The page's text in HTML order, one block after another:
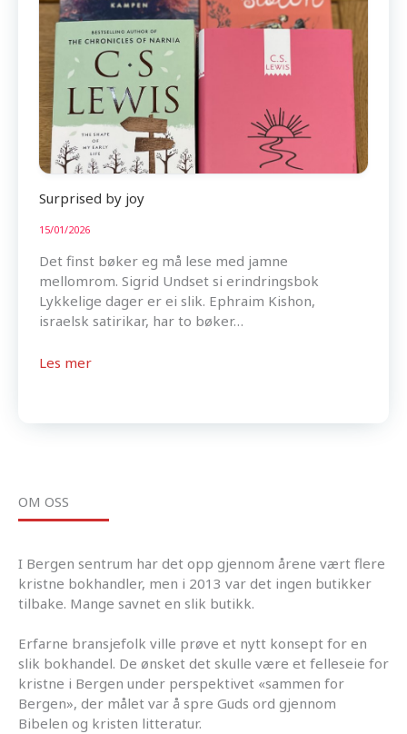
Surprised by joy
15/01/2026
Det finst bøker eg må lese med jamne
mellomrom. Sigrid Undset si erindringsbok
Lykkelige dager er ei slik. Ephraim Kishon,
israelsk satirikar, har to bøker…
Les mer
OM OSS
I Bergen sentrum har det opp gjennom årene vært flere
kristne bokhandler, men i 2013 var det ingen butikker
tilbake. Mange savnet en slik butikk.
Erfarne bransjefolk ville prøve et nytt konsept for en
slik bokhandel. De ønsket det skulle være et felleseie for
kristne i Bergen under perspektivet «sammen for
Bergen», der målet var å spre Guds ord gjennom
Bibelen og kristen litteratur.